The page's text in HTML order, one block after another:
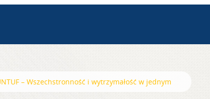
– Wszechstronność i wytrzymałość w jednym